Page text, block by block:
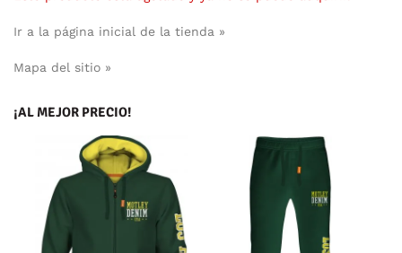
Ir a la página inicial de la tienda »
Mapa del sitio »
¡AL MEJOR PRECIO!